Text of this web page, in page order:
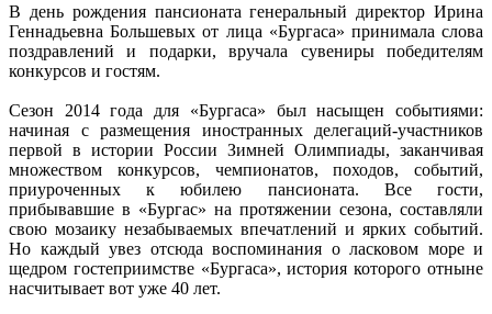
В день рождения пансионата генеральный директор Ирина
Геннадьевна Большевых от лица «Бургаса» принимала слова
поздравлений и подарки, вручала сувениры победителям
конкурсов и гостям.
Сезон 2014 года для «Бургаса» был насыщен событиями:
начиная с размещения иностранных делегаций-участников
первой в истории России Зимней Олимпиады, заканчивая
множеством конкурсов, чемпионатов, походов, событий,
приуроченных к юбилею пансионата. Все гости,
прибывавшие в «Бургас» на протяжении сезона, составляли
свою мозаику незабываемых впечатлений и ярких событий.
Но каждый увез отсюда воспоминания о ласковом море и
щедром гостеприимстве «Бургаса», история которого отныне
насчитывает вот уже 40 лет.